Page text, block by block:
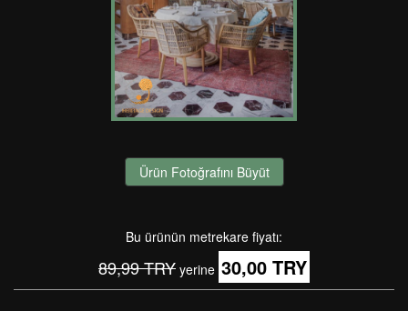
Ürün Fotoğrafını Büyüt
Bu ürünün metrekare fiyatı:
89,99 TRY yerine 30,00 TRY